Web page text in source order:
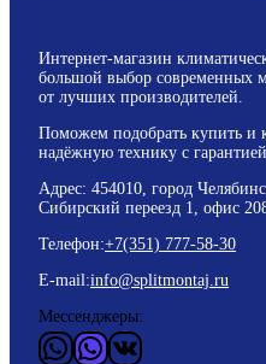
Интернет-магазин
большой выбор современных
от лучших производителей.
Поможем подобрать купить и
надёжную технику с гарантией.
Адрес: 454010, город
Сибирский переезд 1, офис
Телефон:+7(351) 777-58-30
E-mail:info@splitmontaj.ru
Мессенджеры:
WhatsApp
ViderВКонтакте